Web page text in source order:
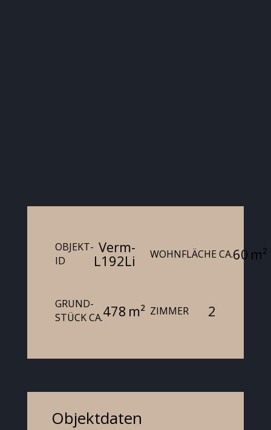
OBJEKT-
ID
Verm-
L192Li WOHNFLÄCHE CA.60 m²
GRUND­
STÜCK CA.478 m² ZIMMER 2
Objektdaten